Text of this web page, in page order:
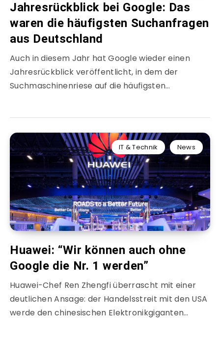
Jahresrückblick bei Google: Das
waren die häufigsten Suchanfragen
aus Deutschland
Auch in diesem Jahr hat Google wieder einen
Jahresrückblick veröffentlicht, in dem der
Suchmaschinenriese auf die häufigsten…
IT & Technik News
Huawei: “Wir können auch ohne
Google die Nr. 1 werden”
Huawei-Chef Ren Zhengfi überrascht mit einer
deutlichen Ansage: der Handelsstreit mit den USA
werde den chinesischen Elektronikgiganten…